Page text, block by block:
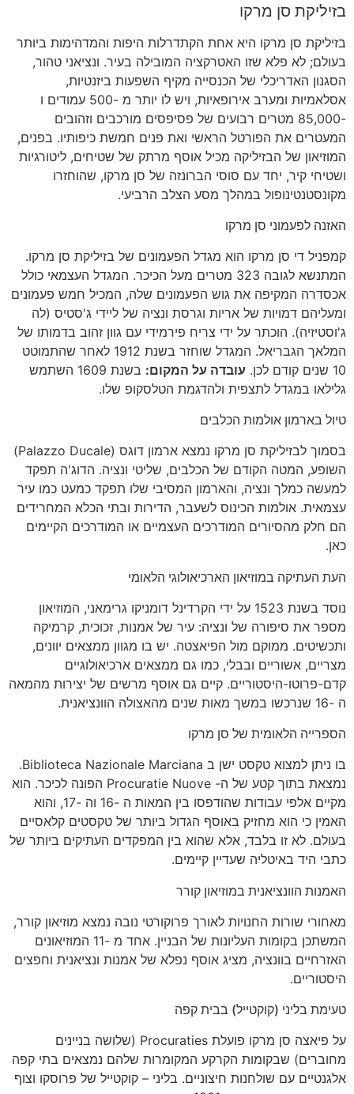
בזיליקת סן מרקו
בזיליקת סן מרקו היא אחת הקתדרלות היפות והמדהימות ביותר
בעולם; לא פלא שזו האטרקציה המובילה בעיר. ונציאני טהור,
הסגנון האדריכלי של הכנסייה מקיף השפעות ביזנטיות,
אסלאמיות ומערב אירופאיות, ויש לו יותר מ -500 עמודים ו
-85,000 מטרים רבועים של פסיפסים מורכבים וזהובים
המעטרים את הפורטל הראשי ואת פנים חמשת כיפותיו. בפנים,
המוזיאון של הבזיליקה מכיל אוסף מרתק של שטיחים, ליטורגיות
ושטיחי קיר, יחד עם סוסי הברונזה של סן מרקו, שהוחזרו
מקונסטנטינופול במהלך מסע הצלב הרביעי.
האזנה לפעמוני סן מרקו
קמפניל די סן מרקו הוא מגדל הפעמונים של בזיליקת סן מרקו.
המתנשא לגובה 323 מטרים מעל הכיכר. המגדל העצמאי כולל
אכסדרה המקיפה את גוש הפעמונים שלה, המכיל חמש פעמונים
ומעליהם דמויות של אריות וגרסת ונציה של ליידי ג'סטיס (לה
ג'וסטיזיה). הוכתר על ידי צריח פירמידי עם גוון זהוב בדמותו של
המלאך הגבריאל. המגדל שוחזר בשנת 1912 לאחר שהתמוטט
10 שנים קודם לכן.
עובדה על המקום:
בשנת 1609 השתמש
גלילאו במגדל לתצפית ולהדגמת הטלסקופ שלו.
טיול בארמון אולמות הכלבים
בסמוך לבזיליקת סן מרקו נמצא ארמון דוגס (Palazzo Ducale)
השופע, המטה הקודם של הכלבים, שליטי ונציה. הדוג'ה תפקד
למעשה כמלך ונציה, והארמון המסיבי שלו תפקד כמעט כמו עיר
עצמאית. אולמות הכינוס לשעבר, הדירות ובתי הכלא המחרידים
הם חלק מהסיורים המודרכים העצמיים או המודרכים הקיימים
כאן.
העת העתיקה במוזיאון הארכיאולוגי הלאומי
נוסד בשנת 1523 על ידי הקרדינל דומניקו גרימאני, המוזיאון
מספר את סיפורה של ונציה: עיר של אמנות, זכוכית, קרמיקה
ותכשיטים. ממוקם מול הפיאצטה. יש בו מגוון ממצאים יוונים,
מצריים, אשוריים ובבלי, כמו גם ממצאים ארכיאולוגיים
קדם-פרוטו-היסטוריים. קיים גם אוסף מרשים של יצירות מהמאה
ה -16 שנרכשו במשך מאות שנים מהאצולה הוונציאנית.
הספרייה הלאומית של סן מרקו
בו ניתן למצוא טקסט ישן ב Biblioteca Nazionale Marciana.
נמצאת בתוך קטע של ה- Procuratie Nuove הפונה לכיכר. הוא
מקיים אלפי עבודות שהודפסו בין המאות ה -16 וה -17, והוא
האמין כי הוא מחזיק באוסף הגדול ביותר של טקסטים קלאסיים
בעולם. לא זו בלבד, אלא שהוא בין המפקדים העתיקים ביותר של
כתבי היד באיטליה שעדיין קיימים.
האמנות הוונציאנית במוזיאון קורר
מאחורי שורות החנויות לאורך פרוקורטי נובה נמצא מוזיאון קורר,
המשתכן בקומות העליונות של הבניין. אחד מ -11 המוזיאונים
האזרחיים בוונציה, מציג אוסף נפלא של אמנות ונציאנית וחפצים
היסטוריים.
טעימת בליני (קוקטייל) בבית קפה
על פיאצה סן מרקו פועלת Procuraties (שלושה בניינים
מחוברים) שבקומות הקרקע המקומרות שלהם נמצאים בתי קפה
אלגנטיים עם שולחנות חיצוניים. בליני – קוקטייל של פרוסקו וצוף